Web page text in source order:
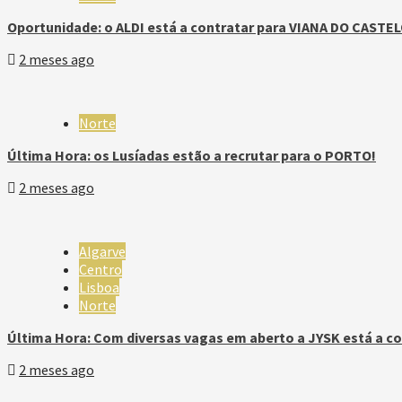
Oportunidade: o ALDI está a contratar para VIANA DO
2 meses ago
Norte
Última Hora: os Lusíadas estão a recrutar para o PORTO!
2 meses ago
Algarve
Centro
Lisboa
Norte
Última Hora: Com diversas vagas em aberto a JYSK está a
2 meses ago